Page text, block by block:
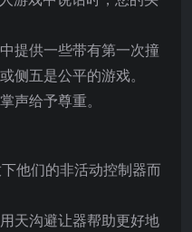
提供一些带有第一次撞
侧五是公平的游戏。
声给予尊重。
他们的非活动控制器而
天沟避让器帮助更好地